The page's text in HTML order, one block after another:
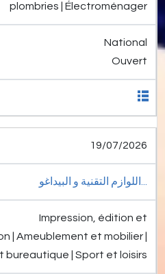
plombries | Électroménager
National
Ouvert
19/07/2026
اللوازم التقنية و البيداغو...
Impression, édition et
| Ameublement et mobilier |
bureautique | Sport et loisirs